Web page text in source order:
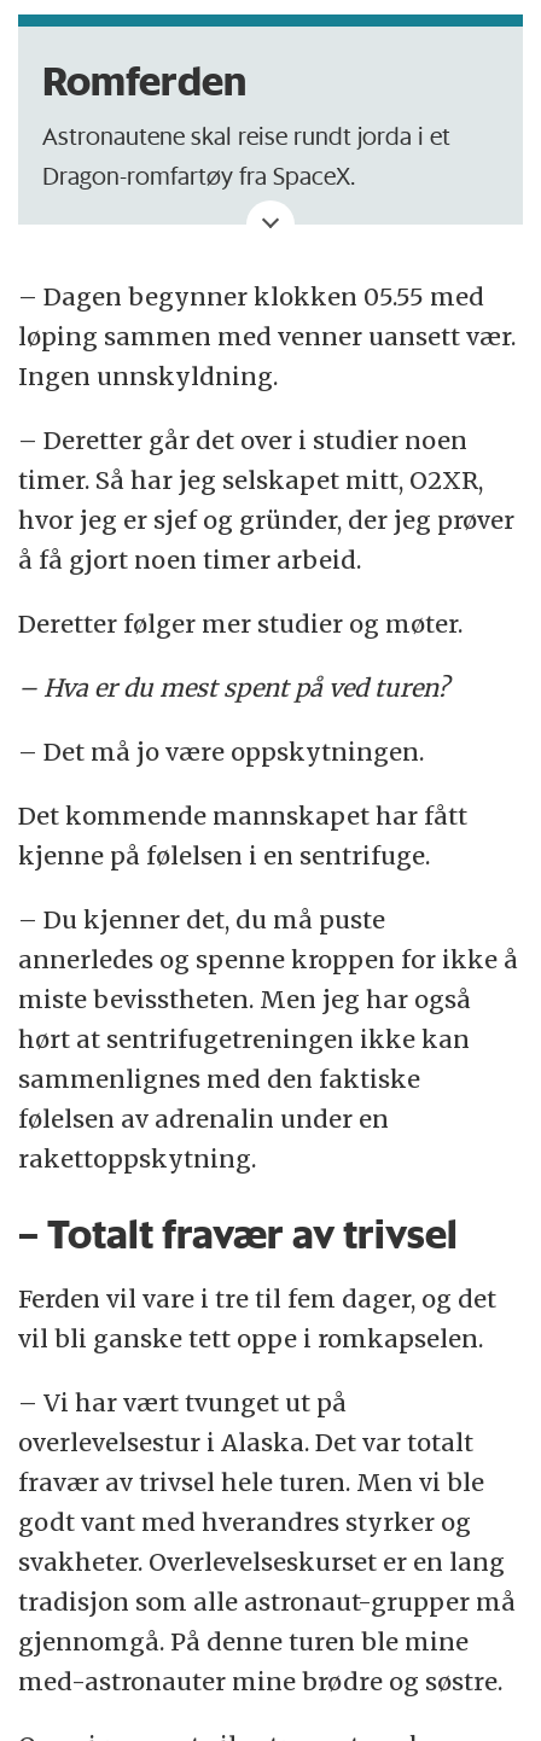
Romferden
Astronautene skal reise rundt jorda i et
Dragon-romfartøy fra SpaceX.
romfartsforetak.
Romferden er kalt Fram2, oppkalt etter
skipet som tok Fridtjof Nansen og Roald
Amundsen til Polhavet og Antarktis.
Dette blir den første bemannede
romferden som flyr over jordens poler.
– Dagen begynner klokken 05.55 med
løping sammen med venner uansett vær.
Ingen unnskyldning.
– Deretter går det over i studier noen
timer. Så har jeg selskapet mitt, O2XR,
hvor jeg er sjef og gründer, der jeg prøver
å få gjort noen timer arbeid.
Deretter følger mer studier og møter.
– Hva er du mest spent på ved turen?
– Det må jo være oppskytningen.
Det kommende mannskapet har fått
kjenne på følelsen i en sentrifuge.
– Du kjenner det, du må puste
annerledes og spenne kroppen for ikke å
miste bevisstheten. Men jeg har også
hørt at sentrifugetreningen ikke kan
sammenlignes med den faktiske
følelsen av adrenalin under en
rakettoppskytning.
– Totalt fravær av trivsel
Ferden vil vare i tre til fem dager, og det
vil bli ganske tett oppe i romkapselen.
– Vi har vært tvunget ut på
overlevelsestur i Alaska. Det var totalt
fravær av trivsel hele turen. Men vi ble
godt vant med hverandres styrker og
svakheter. Overlevelseskurset er en lang
tradisjon som alle astronaut-grupper må
gjennomgå. På denne turen ble mine
med-astronauter mine brødre og søstre.